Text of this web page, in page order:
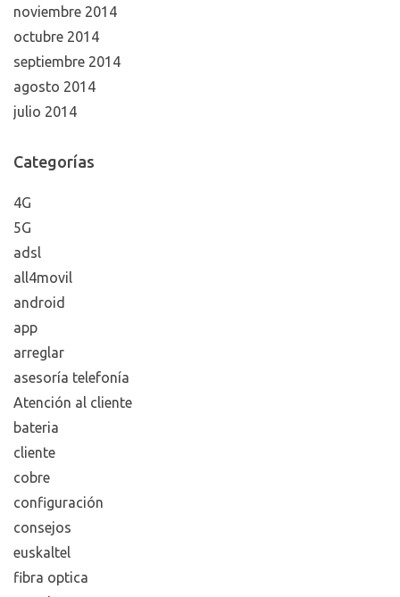
abril 2015
marzo 2015
febrero 2015
enero 2015
diciembre 2014
octubre 2014
4G
5G
adsl
all4movil
android
app
arreglar
asesoría telefonía
Atención al cliente
bateria
cliente